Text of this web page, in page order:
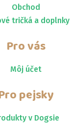
Obchod
tričká a doplnky
Pro vás
Môj účet
pejsky
v Dogsie